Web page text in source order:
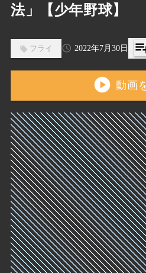
法」【少年野球】
フライ 2022年7月30日
play_circle 動画